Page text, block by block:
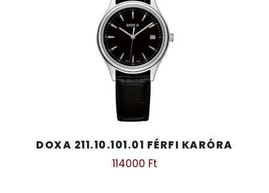
DOXA 211.10.101.01 FÉRFI KARÓRA
114000 Ft